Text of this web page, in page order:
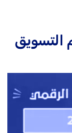
التسويق